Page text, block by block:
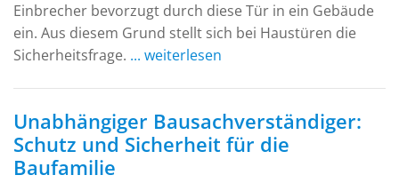
Einbrecher bevorzugt durch diese Tür in ein Gebäude
ein. Aus diesem Grund stellt sich bei Haustüren die
Sicherheitsfrage. ... weiterlesen
Unabhängiger Bausachverständiger:
Schutz und Sicherheit für die
Baufamilie